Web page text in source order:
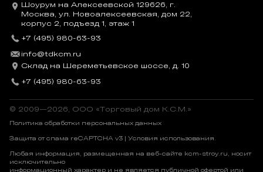
Шоурум на Алексеевской 129626, г.
Москва, ул. Новоалексеевская, дом 22,
корпус 2, подъезд 1, этаж 1
+7 (495) 980-63-93
info@tdkcm.ru
Склад на Шереметьевское шоссе, д. 10
+7 (495) 980-63-93
© 2009—2026, OOO «Торговый дом К.С.М.»
Политика обработки персональных данных
Защита от спама reCAPTCHA v3 | Условия использования.
Любая информация, размещенная на веб-сайте kcm-stroy.ru, носит
исключительно
информационный характер и не является публичной офертой или